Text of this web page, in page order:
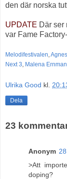
den där norska
UPDATE Där ser
var Fame
Melodifestivalen,Agnes
Next 3, Malena Ernman
Ulrika Good kl.
Dela
23
Anonym
>Att
doping?